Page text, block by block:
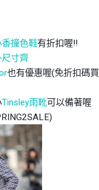
撞色鞋有折扣喔!!
寸齊
也有優惠喔(免折扣碼買
Tinsley雨靴可以備著喔